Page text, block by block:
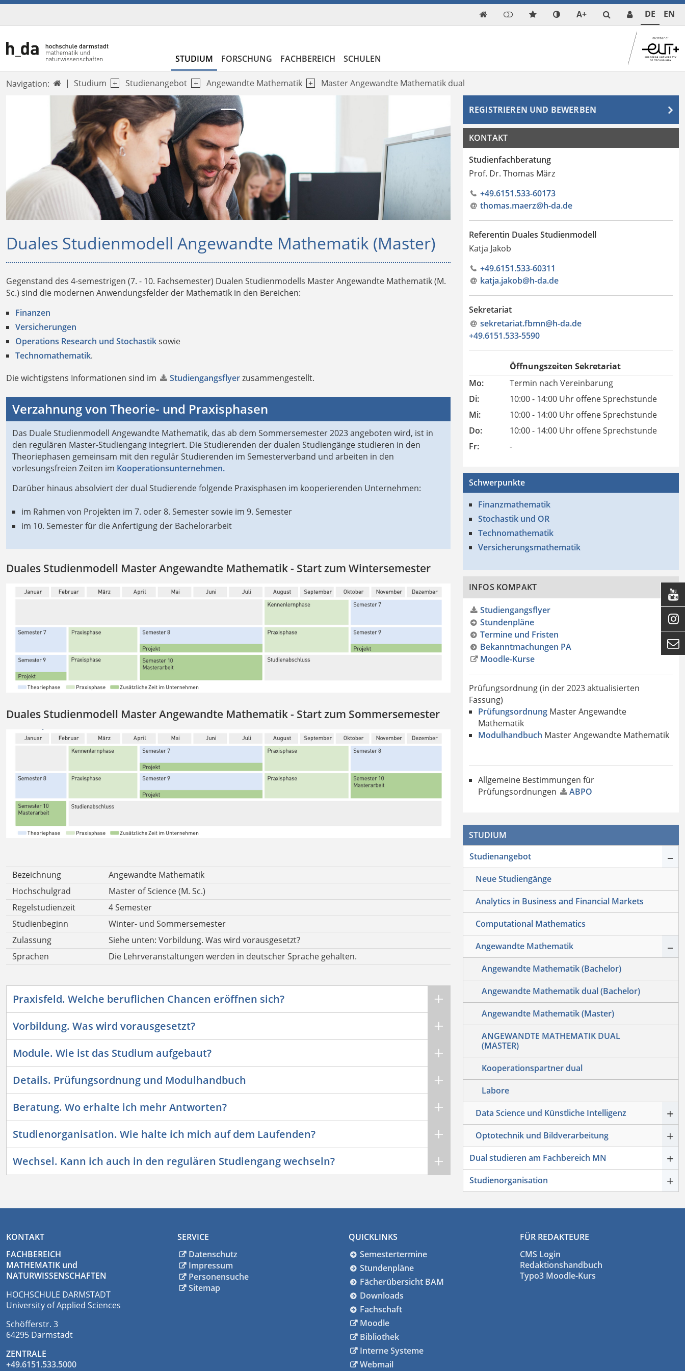
 A+ DE EN
STUDIUM FORSCHUNG FACHBEREICH SCHULEN
Navigation:  Studium Studienangebot Angewandte Mathematik Master Angewandte Mathematik dual
Previous
Duales Studienmodell Angewandte Mathematik (Master)
Gegenstand des 4-semestrigen (7. - 10. Fachsemester) Dualen Studienmodells Master Angewandte Mathematik (M.
Sc.) sind die modernen Anwendungs­felder der Mathematik in den Bereichen:
Finanzen
Versicherungen
Operations Research und Stochastiksowie
Technomathematik.
Die wichtigstens Informationen sind im
Studiengangsflyerzusammengestellt.
Verzahnung von Theorie- und Praxisphasen
Das Duale Studienmodell Angewandte Mathematik, das ab dem Sommersemester 2023 angeboten wird, ist in
den regulären Master-Studiengang integriert. Die Studierenden der dualen Studiengänge studieren in den
Theoriephasen gemeinsam mit den regulär Studierenden im Semesterverband und arbeiten in den
vorlesungsfreien Zeiten im Kooperationsunternehmen.
Darüber hinaus absolviert der dual Studierende folgende Praxisphasen im kooperierenden Unternehmen:
im Rahmen von Projekten im 7. oder 8. Semester sowie im 9. Semester
im 10. Semester für die Anfertigung der Bachelorarbeit
Duales Studienmodell Master Angewandte Mathematik - Start zum Wintersemester
Duales Studienmodell Master Angewandte Mathematik - Start zum Sommersemester
Bezeichnung
Angewandte Mathematik
Hochschulgrad
Master of Science (M. Sc.)
Regelstudienzeit
4 Semester
Studienbeginn
Winter- und Sommersemester
Zulassung
Siehe unten: Vorbildung. Was wird vorausgesetzt?
Sprachen
Die Lehrveranstaltungen werden in deutscher Sprache gehalten.
Praxisfeld. Welche beruflichen Chancen eröffnen sich?
Vorbildung. Was wird vorausgesetzt?
Module. Wie ist das Studium aufgebaut?
Details. Prüfungsordnung und Modulhandbuch
Beratung. Wo erhalte ich mehr Antworten?
Studienorganisation. Wie halte ich mich auf dem Laufenden?
Wechsel. Kann ich auch in den regulären Studiengang wechseln?
REGISTRIEREN UND BEWERBEN
KONTAKT
Studienfachberatung
Prof. Dr. Thomas März
+49.6151.533-60173
thomas.maerz@h-da.de
Referentin Duales Studienmodell
Katja Jakob
+49.6151.533-60311
katja.jakob@h-da.de
Sekretariat
sekretariat.fbmn@h-da.de
+49.6151.533-5590
Öffnungszeiten Sekretariat
Mo:
Termin nach Vereinbarung
Di:
10:00 - 14:00 Uhr offene Sprechstunde
Mi:
10:00 - 14:00 Uhr offene Sprechstunde
Do:
10:00 - 14:00 Uhr offene Sprechstunde
Fr:
-
Schwerpunkte
Finanzmathematik
Stochastik und OR
Technomathematik
Versicherungsmathematik
INFOS KOMPAKT
Studiengangsflyer
Stundenpläne
Termine und Fristen
Bekanntmachungen PA
Moodle-Kurse
Prüfungsordnung (in der 2023 aktualisierten
Fassung)
PrüfungsordnungMaster Angewandte
Mathematik
Modulhandbuch Master Angewandte Mathematik
Allgemeine Bestimmungen für
Prüfungsordnungen
ABPO
STUDIUM
Studienangebot
Neue Studiengänge
Analytics in Business and Financial Markets
Computational Mathematics
Angewandte Mathematik
Angewandte Mathematik (Bachelor)
Angewandte Mathematik dual (Bachelor)
Angewandte Mathematik (Master)
ANGEWANDTE MATHEMATIK DUAL
(MASTER)
Kooperationspartner dual
Labore
–
Data Science und Künstliche Intelligenz +
Optotechnik und Bildverarbeitung +
–
Dual studieren am Fachbereich MN +
Studienorganisation +
KONTAKT
FACHBEREICH
MATHEMATIK und
NATURWISSENSCHAFTEN
HOCHSCHULE DARMSTADT
University of Applied Sciences
Schöfferstr. 3
64295 Darmstadt
ZENTRALE
+49.6151.533.5000
SERVICE
Datenschutz
Impressum
Personensuche
Sitemap
QUICKLINKS
Semestertermine
Stundenpläne
Fächerübersicht BAM
Downloads
Fachschaft
Moodle
Bibliothek
Interne Systeme
Webmail
FÜR REDAKTEURE
CMS Login
Redaktionshandbuch
Typo3 Moodle-Kurs


